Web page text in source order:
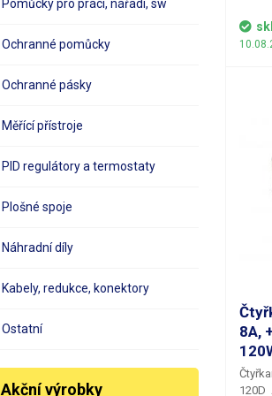
Pomůcky pro práci, nářadí, sw
Ochranné pomůcky
Ochranné pásky
Měřící přístroje
PID regulátory a termostaty
Plošné spoje
Náhradní díly
Kabely, redukce, konektory
Ostatní
Akční výrobky
a 5V.
a
je
- 13,65V. Zdroj je
na
8A,
120D